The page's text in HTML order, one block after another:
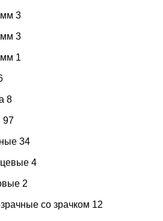
3
3
1
8
97
34
4
2
со зрачком 12